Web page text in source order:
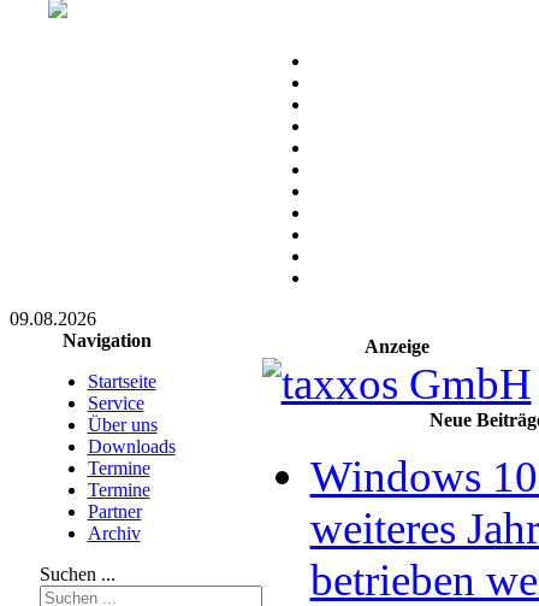
09.08.2026
Navigation
Startseite
Service
Über uns
Downloads
Termine
Termine
Partner
Archiv
Suchen ...
Anzeige
Neue
Windows
weiteres
betrieben